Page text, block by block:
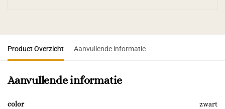
Product Overzicht Aanvullende informatie
Aanvullende informatie
color zwart